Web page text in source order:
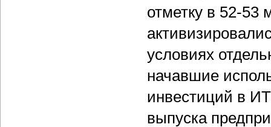
отметку в 52-53
условиях
начавшие
инвестиций в
выпуска